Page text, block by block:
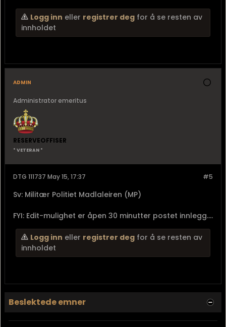
Logg inn eller registrer deg for å se resten av
innholdet
admin
Administrator emeritus
RESERVEOFFISER
* VETERAN *
#5
DTG 111737 May 15, 17:37
Sv: Militær Politiet Madlaleiren (MP)
FYI: Edit-mulighet er åpen 30 minutter postet innlegg....
Logg inn eller registrer deg for å se resten av
innholdet
Beslektede emner